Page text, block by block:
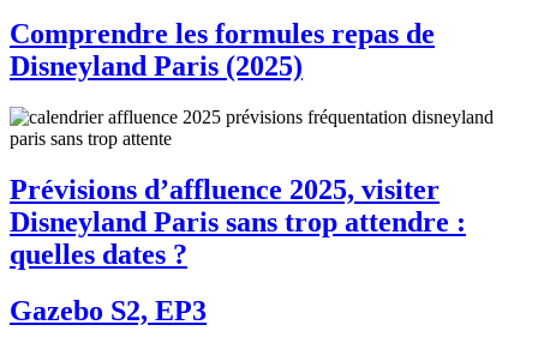
Comprendre les formules repas de
Disneyland Paris (2025)
Prévisions d’affluence 2025, visiter
Disneyland Paris sans trop attendre :
quelles dates ?
Gazebo S2, EP3